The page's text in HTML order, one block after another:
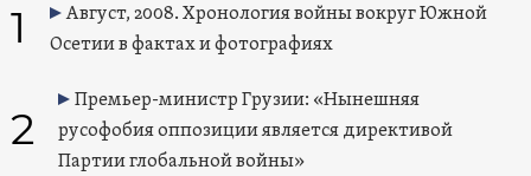
1
Август, 2008. Хронология войны вокруг Южной
Осетии в фактах и фотографиях
2
Премьер-министр Грузии: «Нынешняя
русофобия оппозиции является директивой
Партии глобальной войны»